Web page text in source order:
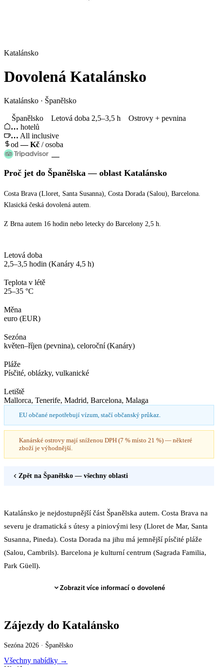
Katalánsko
Dovolená Katalánsko
Katalánsko · Španělsko
Španělsko Letová doba 2,5–3,5 h
Ostrovy + pevnina
… hotelů
… All inclusive
od—Kč / osoba
—
Proč jet do Španělska — oblast Katalánsko
Costa Brava (Lloret, Santa Susanna), Costa Dorada (Salou), Barcelona.
Klasická česká dovolená autem.
Z Brna autem 16 hodin nebo letecky do Barcelony 2,5 h.
Letová doba
2,5–3,5 hodin (Kanáry 4,5 h)
Teplota v létě
25–35 °C
Měna
euro (EUR)
Sezóna
květen–říjen (pevnina), celoroční (Kanáry)
Pláže
Písčité, oblázky, vulkanické
Letiště
Mallorca, Tenerife, Madrid, Barcelona, Malaga
EU občané nepotřebují vízum, stačí občanský průkaz.
Kanárské ostrovy mají sníženou DPH (7 % místo 21 %) — některé
zboží je výhodnější.
Zpět na Španělsko — všechny oblasti
Katalánsko je nejdostupnější část Španělska autem. Costa Brava na
severu je dramatická s útesy a piniovými lesy (Lloret de Mar, Santa
Susanna, Pineda). Costa Dorada na jihu má jemnější písčité pláže
(Salou, Cambrils). Barcelona je kulturní centrum (Sagrada Familia,
Park Güell).
Zobrazit více informací o dovolené
Zájezdy do Katalánsko
Sezóna 2026 · Španělsko
Všechny nabídky →